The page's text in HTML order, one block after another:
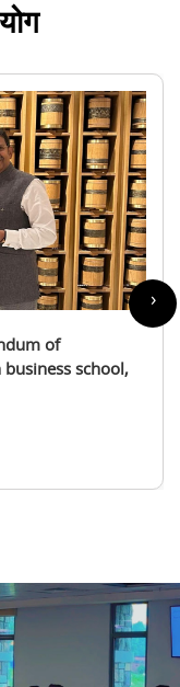
the
(ITSA)
›